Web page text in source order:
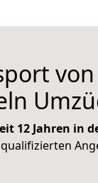
12 Jahren in